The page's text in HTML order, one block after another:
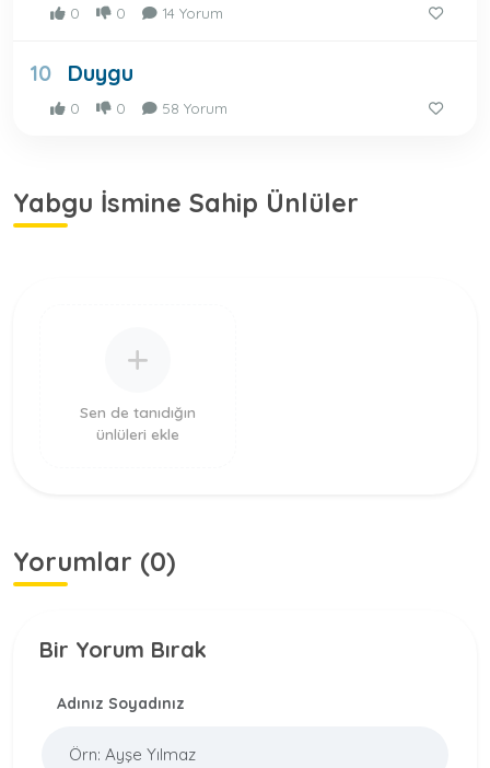
0 0 14 Yorum
10 Duygu
0 0 58 Yorum
Yabgu İsmine Sahip Ünlüler
Sen de tanıdığın
ünlüleri ekle
Yorumlar (0)
Bir Yorum Bırak
Adınız Soyadınız